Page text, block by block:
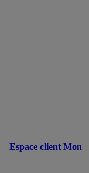
Espace client Mon